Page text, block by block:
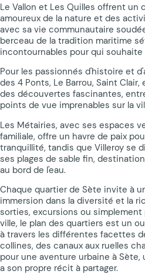
Le Vallon et Les Quilles offrent un
amoureux de la nature et des
avec sa vie communautaire
berceau de la tradition maritime
incontournables pour qui souhaite
Pour les passionnés d'histoire et
des 4 Ponts, Le Barrou, Saint
des découvertes fascinantes,
points de vue imprenables sur la
Les Métairies, avec ses espaces
familiale, offre un havre de paix
tranquillité, tandis que Villeroy se
ses plages de sable fin,
au bord de l'eau.
Chaque quartier de Sète invite à
immersion dans la diversité et la
sorties, excursions ou
ville, le plan des quartiers est un
à travers les différentes facettes
collines, des canaux aux ruelles
pour une aventure urbaine à
a son propre récit à partager.